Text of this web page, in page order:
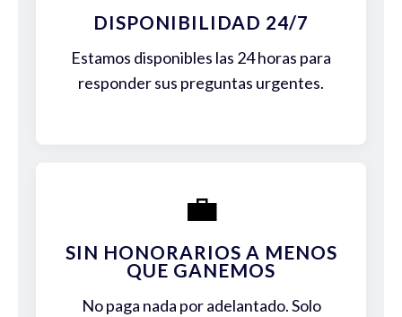
DISPONIBILIDAD 24/7
Estamos disponibles las 24 horas para
responder sus preguntas urgentes.
💼
SIN HONORARIOS A MENOS
QUE GANEMOS
No paga nada por adelantado. Solo